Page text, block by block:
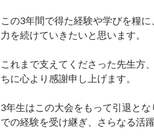
この3年間で得た経験や学びを糧
力を続けていきたいと思います。
これまで支えてくださった先生方
ちに心より感謝申し上げます。
3年生はこの大会をもって引退と
での経験を受け継ぎ、さらなる活